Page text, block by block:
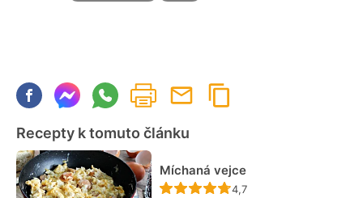
Recepty k tomuto článku
Míchaná vejce
Recept ještě nebyl
4,7